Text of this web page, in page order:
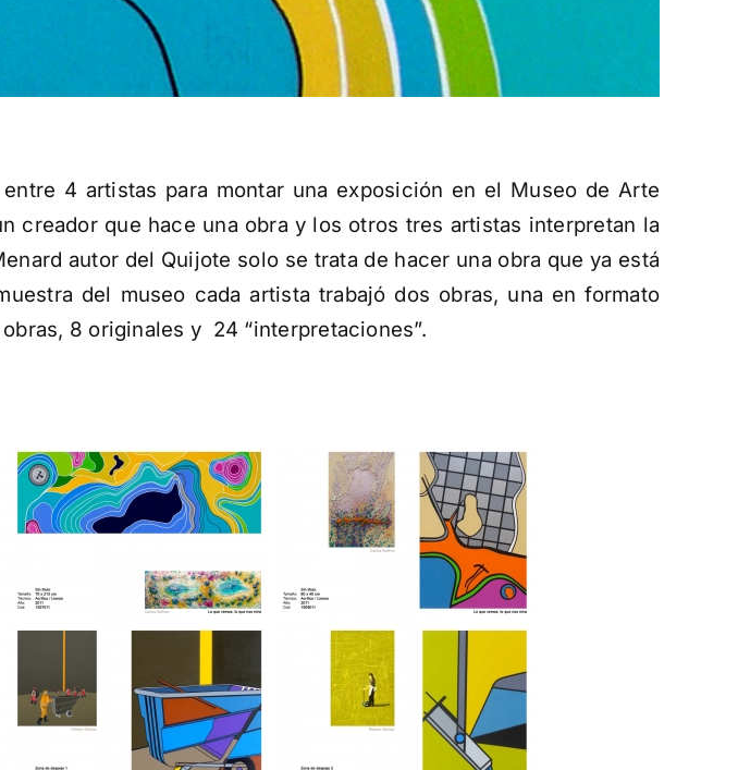
4 artistas para montar una exposición en el Museo de Arte
creador que hace una obra y los otros tres artistas interpretan la
autor del Quijote solo se trata de hacer una obra que ya está
del museo cada artista trabajó dos obras, una en formato
8 originales y 24 “interpretaciones”.